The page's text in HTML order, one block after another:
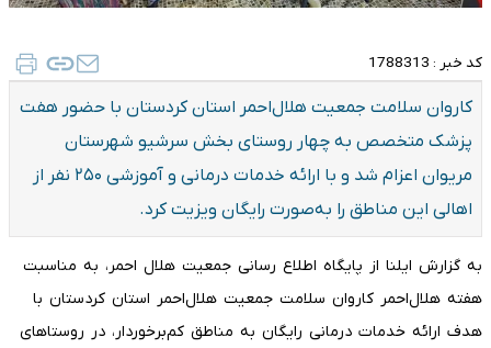
کد خبر : 1788313
کاروان سلامت جمعیت هلال‌احمر استان کردستان با حضور هفت
پزشک متخصص به چهار روستای بخش سرشیو شهرستان
مریوان اعزام شد و با ارائه خدمات درمانی و آموزشی ۲۵۰ نفر از
اهالی این مناطق را به‌صورت رایگان ویزیت کرد.
به گزارش ایلنا از پایگاه اطلاع رسانی جمعیت هلال احمر، به مناسبت
هفته هلال‌احمر کاروان سلامت جمعیت هلال‌احمر استان کردستان با
هدف ارائه خدمات درمانی رایگان به مناطق کم‌برخوردار، در روستاهای